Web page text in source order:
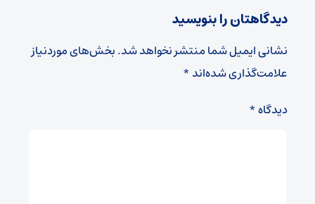
دیدگاهتان را بنویسید
نشانی ایمیل شما منتشر نخواهد شد.بخش‌های موردنیاز
علامت‌گذاری شده‌اند*
دیدگاه*